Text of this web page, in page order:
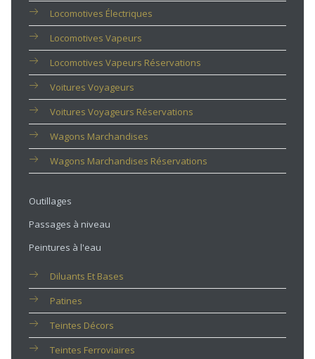
Locomotives Électriques
Locomotives Vapeurs
Locomotives Vapeurs Réservations
Voitures Voyageurs
Voitures Voyageurs Réservations
Wagons Marchandises
Wagons Marchandises Réservations
Outillages
Passages à niveau
Peintures à l'eau
Diluants Et Bases
Patines
Teintes Décors
Teintes Ferroviaires